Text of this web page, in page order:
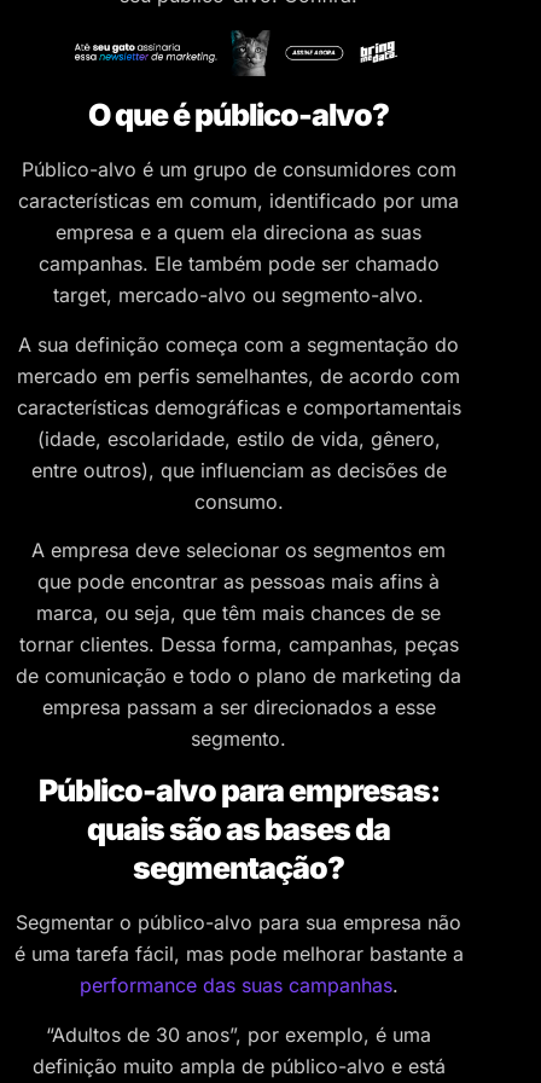
O que é público-alvo?
Público-alvo é um grupo de consumidores com
características em comum, identificado por uma
empresa e a quem ela direciona as suas
campanhas. Ele também pode ser chamado
target, mercado-alvo ou segmento-alvo.
A sua definição começa com a segmentação do
mercado em perfis semelhantes, de acordo com
características demográficas e comportamentais
(idade, escolaridade, estilo de vida, gênero,
entre outros), que influenciam as decisões de
consumo.
A empresa deve selecionar os segmentos em
que pode encontrar as pessoas mais afins à
marca, ou seja, que têm mais chances de se
tornar clientes. Dessa forma, campanhas, peças
de comunicação e todo o plano de marketing da
empresa passam a ser direcionados a esse
segmento.
Público-alvo para empresas:
quais são as bases da
segmentação?
Segmentar o público-alvo para sua empresa não
é uma tarefa fácil, mas pode melhorar bastante a
performance das suas campanhas.
“Adultos de 30 anos”, por exemplo, é uma
definição muito ampla de público-alvo e está